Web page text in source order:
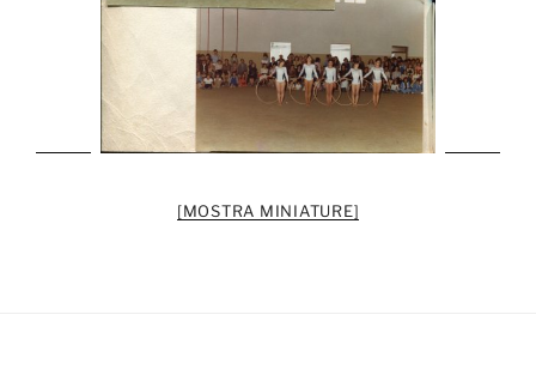
[MOSTRA MINIATURE]